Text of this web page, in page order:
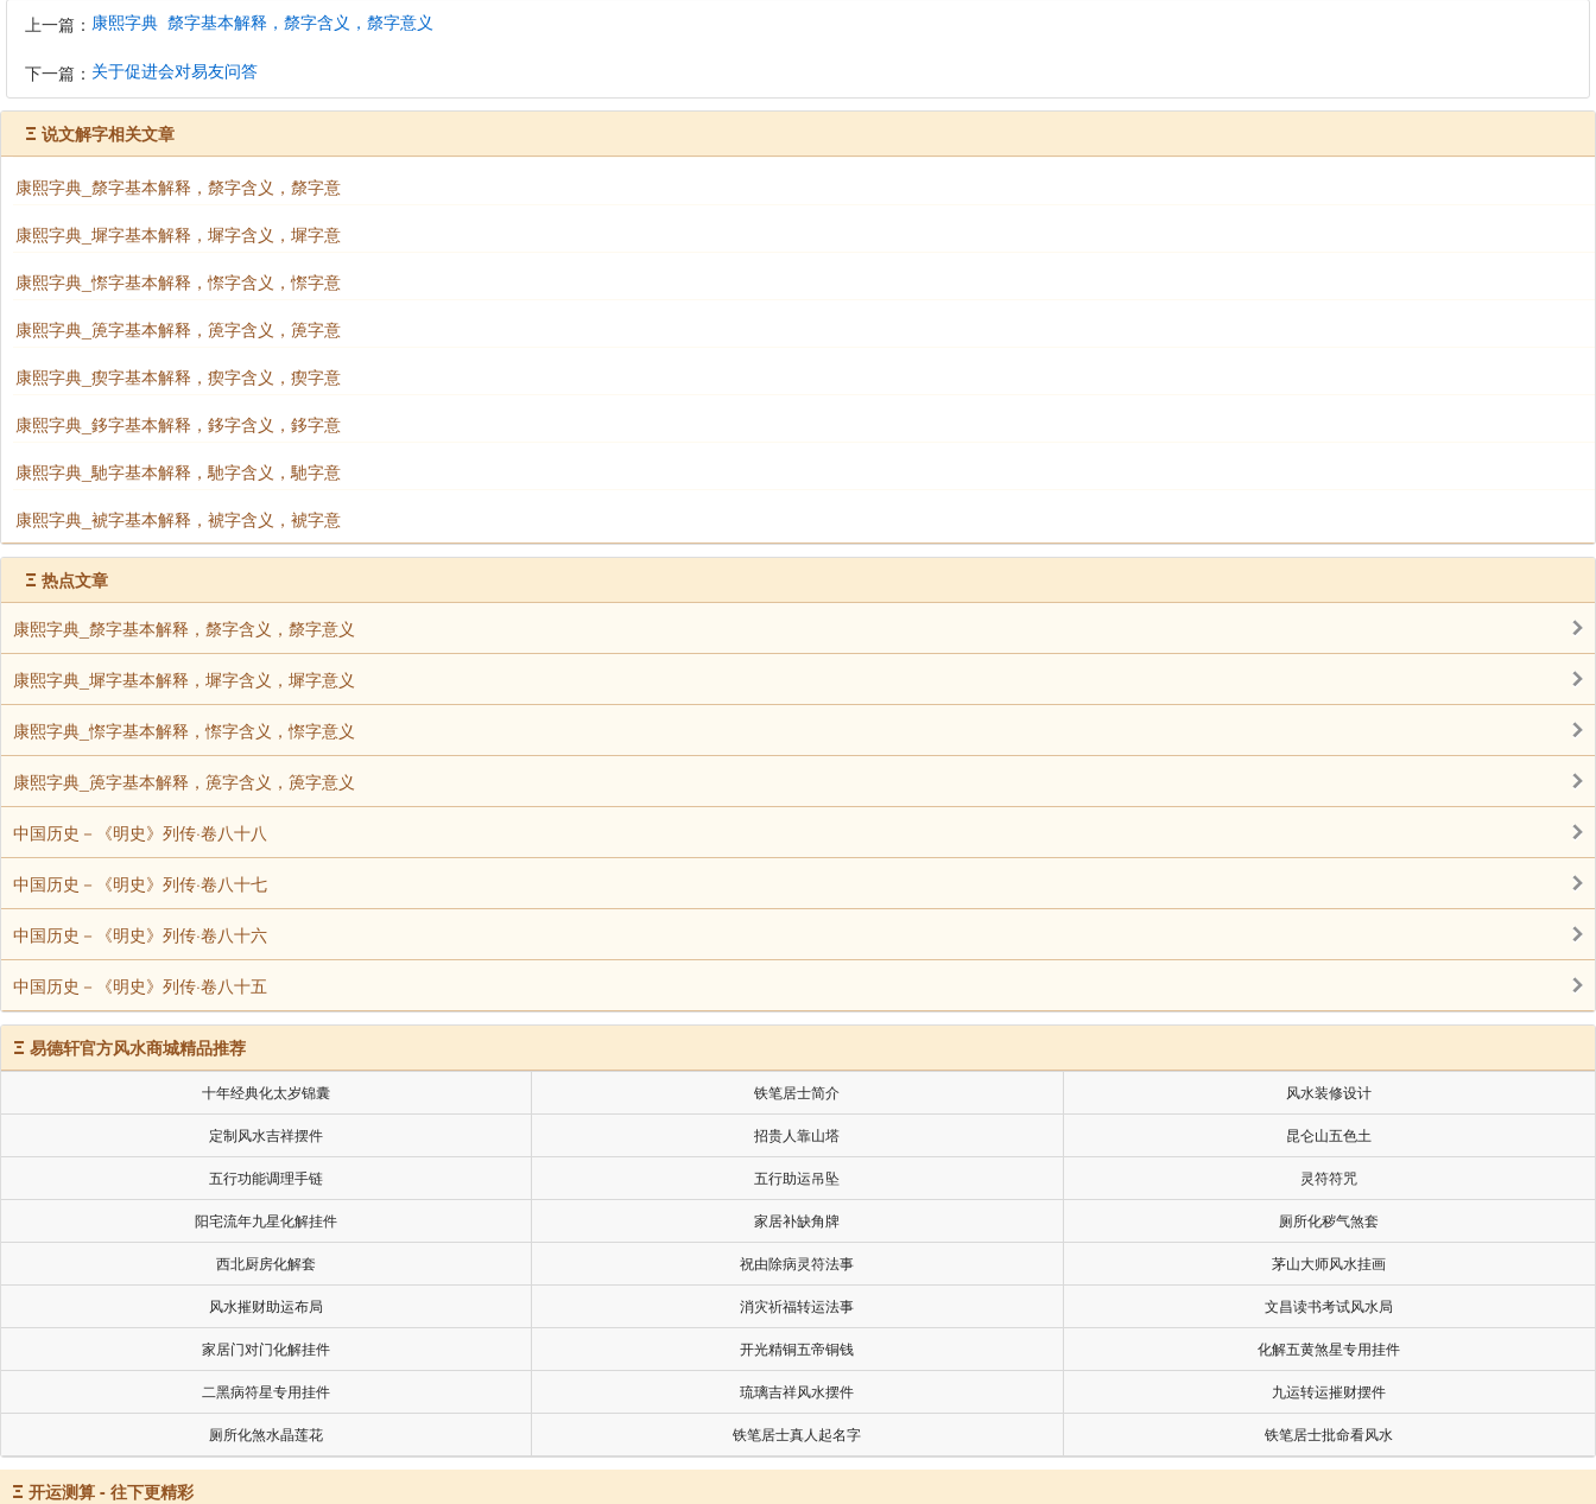
上一篇： 康熙字典_漦字基本解释，漦字含义，漦字意义
下一篇： 关于促进会对易友问答
Ξ 说文解字相关文章
康熙字典_漦字基本解释，漦字含义，漦字意
康熙字典_墀字基本解释，墀字含义，墀字意
康熙字典_憏字基本解释，憏字含义，憏字意
康熙字典_箎字基本解释，箎字含义，箎字意
康熙字典_瘈字基本解释，瘈字含义，瘈字意
康熙字典_鉹字基本解释，鉹字含义，鉹字意
康熙字典_馳字基本解释，馳字含义，馳字意
康熙字典_裭字基本解释，裭字含义，裭字意
Ξ 热点文章
康熙字典_漦字基本解释，漦字含义，漦字意义
康熙字典_墀字基本解释，墀字含义，墀字意义
康熙字典_憏字基本解释，憏字含义，憏字意义
康熙字典_箎字基本解释，箎字含义，箎字意义
中国历史－《明史》列传·卷八十八
中国历史－《明史》列传·卷八十七
中国历史－《明史》列传·卷八十六
中国历史－《明史》列传·卷八十五
Ξ 易德轩官方风水商城精品推荐
十年经典化太岁锦囊 铁笔居士简介 风水装修设计
定制风水吉祥摆件 招贵人靠山塔 昆仑山五色土
五行功能调理手链 五行助运吊坠 灵符符咒
阳宅流年九星化解挂件 家居补缺角牌 厕所化秽气煞套
西北厨房化解套 祝由除病灵符法事 茅山大师风水挂画
风水摧财助运布局 消灾祈福转运法事 文昌读书考试风水局
家居门对门化解挂件 开光精铜五帝铜钱 化解五黄煞星专用挂件
二黑病符星专用挂件 琉璃吉祥风水摆件 九运转运摧财摆件
厕所化煞水晶莲花 铁笔居士真人起名字 铁笔居士批命看风水
Ξ 开运测算 - 往下更精彩